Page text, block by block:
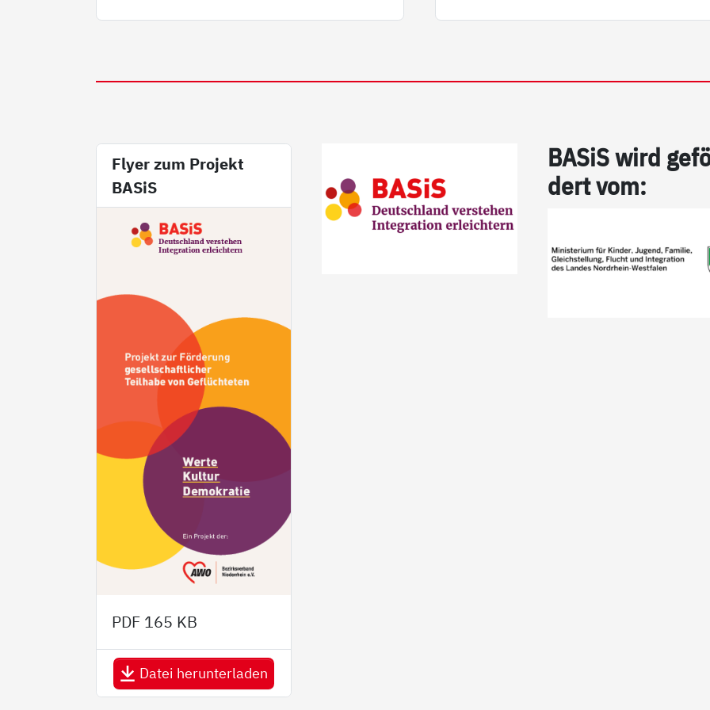
Flyer zum Projekt
BASiS
PDF 165 KB
Datei herunterladen
BA­SiS wird
dert vom: